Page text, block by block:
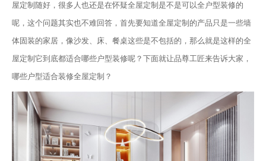
屋定制随好，很多人也还是在怀疑全屋定制是不是可以全户型装修的
呢，这个问题其实也不难回答，首先要知道全屋定制的产品只是一些墙
体固装的家居，像沙发、床、餐桌这些是不包括的，那么就是这样的全
屋定制它到底都适合哪些户型装修呢？下面就让品尊工匠来告诉大家，
哪些户型适合装修全屋定制？